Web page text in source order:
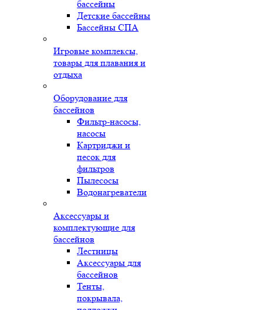
бассейны
Детские бассейны
Бассейны СПА
Игровые комплексы,
товары для плавания и
отдыха
Оборудование для
бассейнов
Фильтр-насосы,
насосы
Картриджи и
песок для
фильтров
Пылесосы
Водонагреватели
Аксессуары и
комплектующие для
бассейнов
Лестницы
Аксессуары для
бассейнов
Тенты,
покрывала,